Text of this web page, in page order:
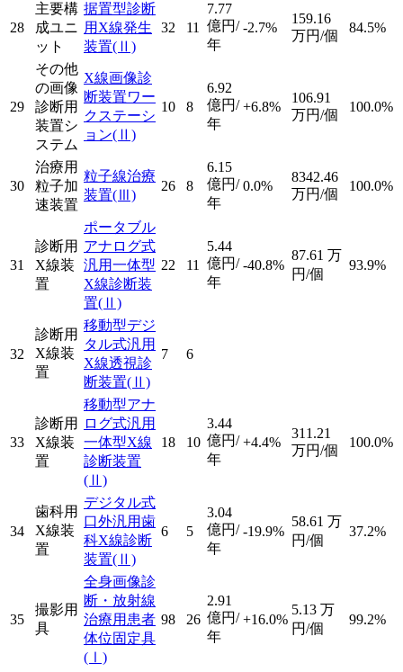
28
主要構
成ユニ
ット
据置型診断
用X線発生
装置(Ⅱ)
32 11
7.77
億円/
年
-2.7%
159.16
万円/個
84.5%
29
その他
の画像
診断用
装置シ
ステム
X線画像診
断装置ワー
クステーシ
ョン(Ⅱ)
10 8
6.92
億円/
年
+6.8%
106.91
万円/個
100.0%
30
治療用
粒子加
速装置
粒子線治療
装置(Ⅲ)
26 8
6.15
億円/
年
0.0%
8342.46
万円/個
100.0%
31
診断用
X線装
置
ポータブル
アナログ式
汎用一体型
X線診断装
置(Ⅱ)
22 11
5.44
億円/
年
-40.8%
87.61 万
円/個
93.9%
32
診断用
X線装
置
移動型デジ
タル式汎用
X線透視診
断装置(Ⅱ)
7 6
33
診断用
X線装
置
移動型アナ
ログ式汎用
一体型X線
診断装置
(Ⅱ)
18 10
3.44
億円/
年
+4.4%
311.21
万円/個
100.0%
34
歯科用
X線装
置
デジタル式
口外汎用歯
科X線診断
装置(Ⅱ)
6 5
3.04
億円/
年
-19.9%
58.61 万
円/個
37.2%
35
撮影用
具
全身画像診
断・放射線
治療用患者
体位固定具
(Ⅰ)
98 26
2.91
億円/
年
+16.0%
5.13 万
円/個
99.2%